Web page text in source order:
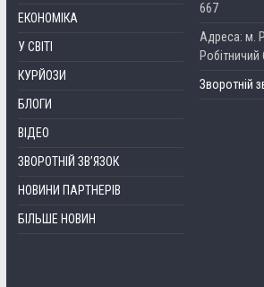
ЕКОНОМІКА
У СВІТІ
КУРЙОЗИ
БЛОГИ
ВІДЕО
ЗВОРОТНІЙ ЗВ’ЯЗОК
НОВИНИ ПАРТНЕРІВ
БІЛЬШЕ НОВИН
667
Адреса: м.
Робітничий
Зворотній